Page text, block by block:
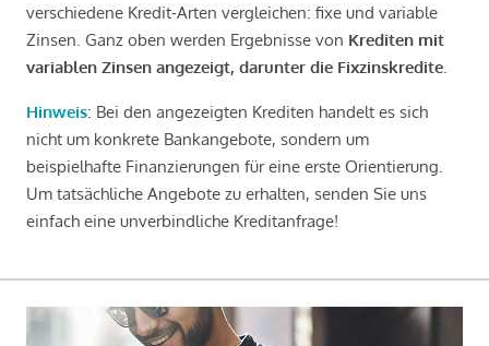
verschiedene Kredit-Arten vergleichen: fixe und variable
Zinsen. Ganz oben werden Ergebnisse von Krediten mit
variablen Zinsen angezeigt, darunter die Fixzinskredite
Hinweis: Bei den angezeigten Krediten handelt es sich
nicht um konkrete Bankangebote, sondern um
beispielhafte Finanzierungen für eine erste Orientierung.
Um tatsächliche Angebote zu erhalten, senden Sie uns
einfach eine unverbindliche Kreditanfrage!